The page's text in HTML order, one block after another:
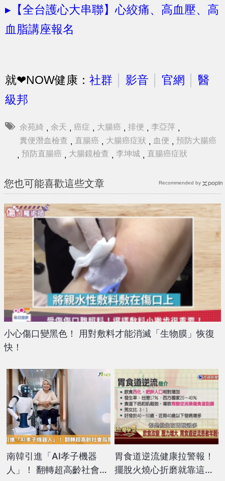
▸【全台護心大串聯】心絞痛、高血壓、高
血脂講座報名
就❤NOW健康： 社群 影音 官網
醫
級邦
余苑綺 , 余天 , 癌症 , 大腸癌 , 排便 , 李亞萍 ,
糞便潛血檢查 , 直腸癌 , 大腸癌症狀 , 血便 , 預防大腸癌
, 預防直腸癌 , 大腸鏡檢查 , 李坤城 , 直腸癌症狀
您也可能喜歡這些文章
小心傷口變黑色！ 用對敷料才能消滅「生物膜」恢復
快！
南韓引進「AI孝子機器
人」！ 翻轉超高齡社會孤
胃食道逆流健康拉警報！
擺脫火燒心折磨就靠這幾
Recommended by